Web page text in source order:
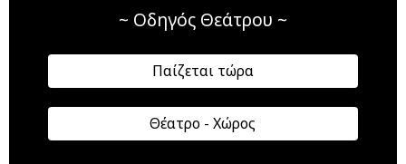
~ Οδηγός Θεάτρου ~
Παίζεται τώρα
Θέατρο - Χώρος